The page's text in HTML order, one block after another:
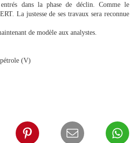
dans la phase de déclin. Comme le
La justesse de ses travaux sera reconnue
de modèle aux analystes.
(V)